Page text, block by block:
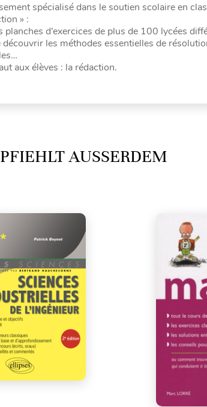
spécialisé dans le soutien scolaire en
» :
d’exercices de plus de 100 lycées
les méthodes essentielles de
aux élèves : la rédaction.
AUSSERDEM